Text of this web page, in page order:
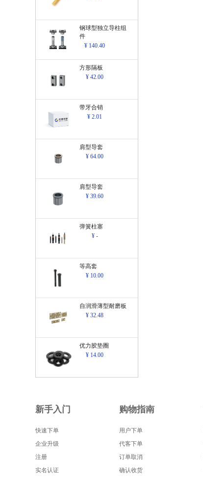
钢球型独立导柱组
件
¥ 140.40
方形隔板
¥ 42.00
带牙合销
¥ 2.01
肩型导套
¥ 64.00
肩型导套
¥ 39.60
弹簧柱塞
¥ -
等高套
¥ 10.00
自润滑薄型耐磨板
¥ 32.48
优力胶垫圈
¥ 14.00
新手入门
快速下单
企业升级
注册
实名认证
购物指南
用户下单
代客下单
订单取消
确认收货